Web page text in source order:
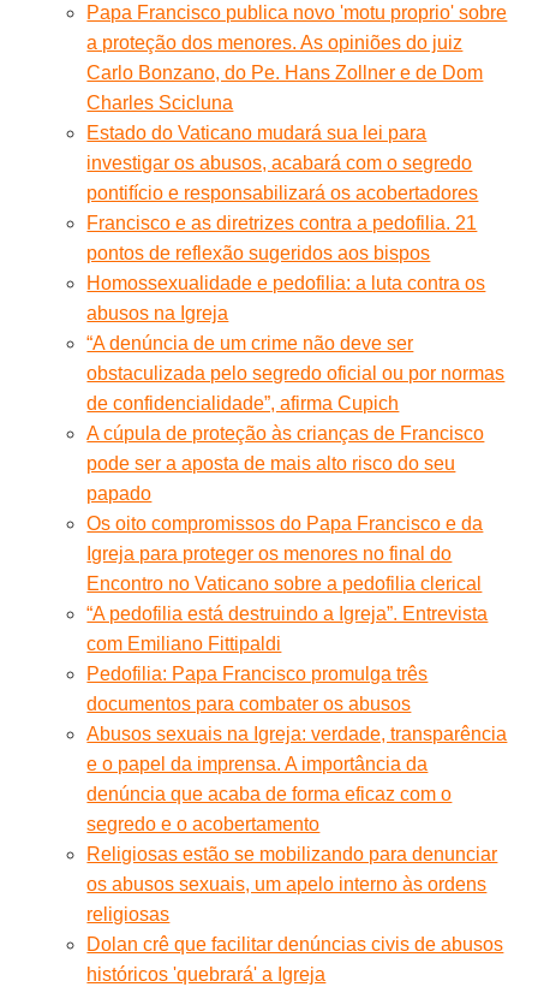
Papa Francisco publica novo 'motu proprio' sobre
a proteção dos menores. As opiniões do juiz
Carlo Bonzano, do Pe. Hans Zollner e de Dom
Charles Scicluna
Estado do Vaticano mudará sua lei para
investigar os abusos, acabará com o segredo
pontifício e responsabilizará os acobertadores
Francisco e as diretrizes contra a pedofilia. 21
pontos de reflexão sugeridos aos bispos
Homossexualidade e pedofilia: a luta contra os
abusos na Igreja
“A denúncia de um crime não deve ser
obstaculizada pelo segredo oficial ou por normas
de confidencialidade”, afirma Cupich
A cúpula de proteção às crianças de Francisco
pode ser a aposta de mais alto risco do seu
papado
Os oito compromissos do Papa Francisco e da
Igreja para proteger os menores no final do
Encontro no Vaticano sobre a pedofilia clerical
“A pedofilia está destruindo a Igreja”. Entrevista
com Emiliano Fittipaldi
Pedofilia: Papa Francisco promulga três
documentos para combater os abusos
Abusos sexuais na Igreja: verdade, transparência
e o papel da imprensa. A importância da
denúncia que acaba de forma eficaz com o
segredo e o acobertamento
Religiosas estão se mobilizando para denunciar
os abusos sexuais, um apelo interno às ordens
religiosas
Dolan crê que facilitar denúncias civis de abusos
históricos 'quebrará' a Igreja